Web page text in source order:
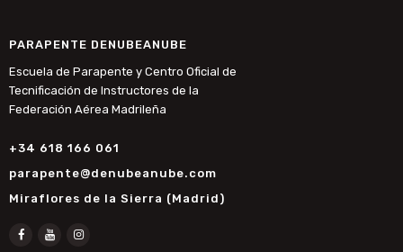
PARAPENTE DENUBEANUBE
Escuela de Parapente y Centro Oficial de
Tecnificación de Instructores de la
Federación Aérea Madrileña
Miraflores de la Sierra (Madrid)
parapente@denubeanube.com
+34 618 166 061